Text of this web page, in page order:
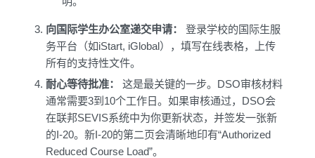
向国际学生办公室递交申请：
登录学校的国际生服
务平台（如iStart, iGlobal），填写在线表格，上传
所有的支持性文件。
耐心等待批准：
这是最关键的一步。DSO审核材料
通常需要3到10个工作日。如果审核通过，DSO会
在联邦SEVIS系统中为你更新状态，并签发一张新
的I-20。新I-20的第二页会清晰地印有“Authorized
Reduced Course Load”。